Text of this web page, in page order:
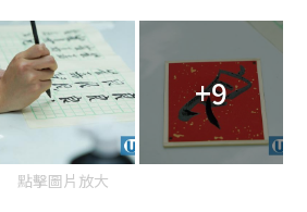
+9
點擊圖片放大